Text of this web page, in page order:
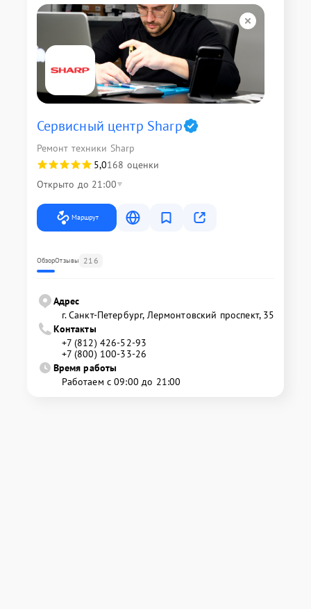
Сервисный центр Sharp
Ремонт техники Sharp
5,0168 оценки
Открыто до 21:00
Маршрут
ОбзорОтзывы 216
Адрес
г. Санкт-Петербург, Лермонтовский проспект, 35
Контакты
+7 (812) 426-52-93
+7 (800) 100-33-26
Время работы
Работаем с 09:00 до 21:00